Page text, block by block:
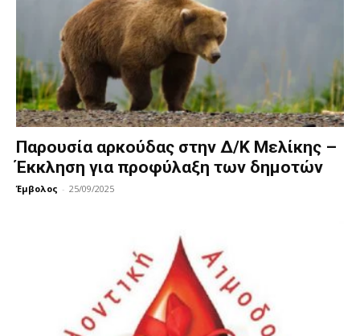
Παρουσία αρκούδας στην Δ/Κ Μελίκης –
Έκκληση για προφύλαξη των δημοτών
Έμβολος - 25/09/2025